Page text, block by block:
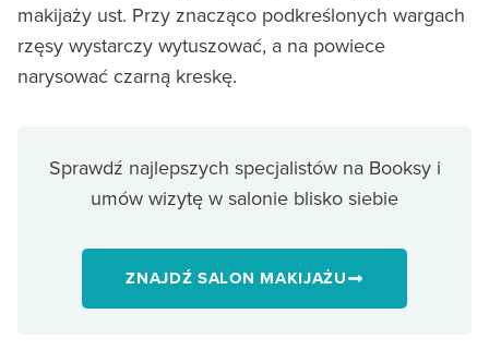
makijaży ust. Przy znacząco podkreślonych wargach
rzęsy wystarczy wytuszować, a na powiece
narysować czarną kreskę.
Sprawdź najlepszych specjalistów na Booksy i
umów wizytę w salonie blisko siebie
ZNAJDŹ SALON MAKIJAŻU